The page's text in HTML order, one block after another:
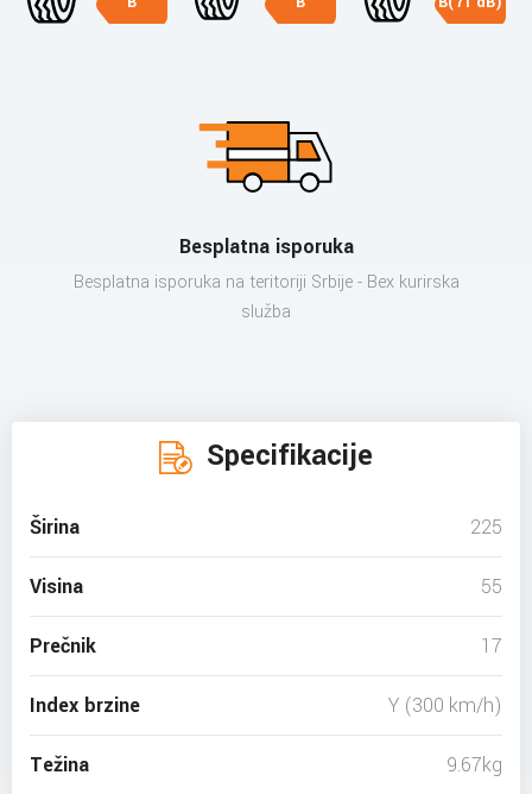
Besplatna isporuka
Besplatna isporuka na teritoriji Srbije - Bex kurirska
služba
Specifikacije
Širina 225
Visina 55
Prečnik 17
Index brzine Y (300 km/h)
Težina 9.67kg